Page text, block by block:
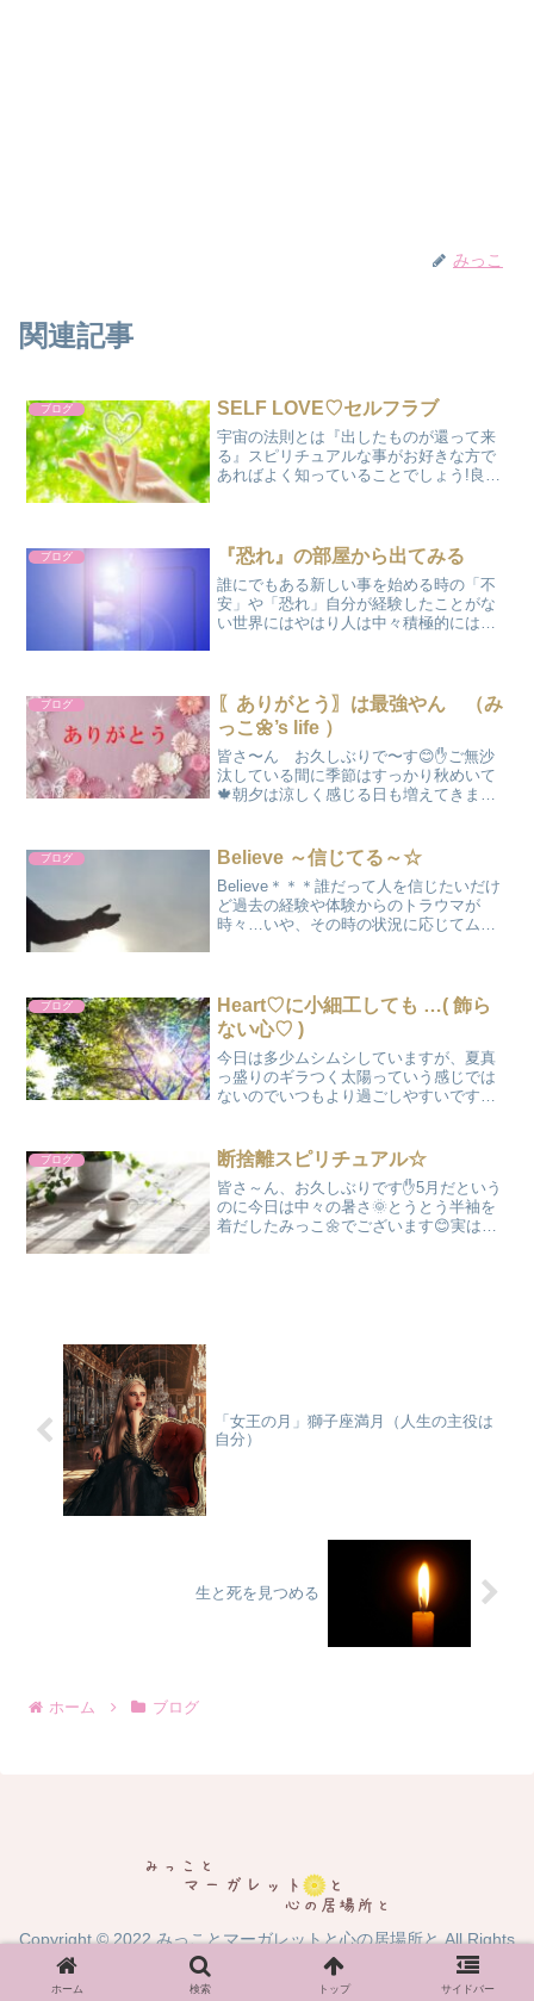
みっこ
関連記事
ブログ SELF LOVE♡セルフラブ
宇宙の法則とは『出したものが還って来
る』スピリチュアルな事がお好きな方で
あればよく知っていることでしょう!良い
いものを放っていくとい...
ブログ 『恐れ』の部屋から出てみる
誰にでもある新しい事を始める時の「不
安」や「恐れ」自分が経験したことがな
い世界にはやはり人は中々積極的には動
かモヤモヤする…そしてそ...
ブログ
〖ありがとう〗は最強やん （み
っこ🌼’s life ）
皆さ〜ん お久しぶりで〜す😊✋ご無沙
汰している間に季節はすっかり秋めいて
🍁朝夕は涼しく感じる日も増えてきまし
な空間を楽しんでいます♪っというか編み
物をしながら聴く大好き...
ブログ Believe ～信じてる～☆
Believe＊＊＊誰だって人を信じたいだけ
ど過去の経験や体験からのトラウマが
時々…いや、その時の状況に応じてムク
よ…そのままで時々...
ブログ
Heart♡に小細工しても …( 飾ら
ない心♡ )
今日は多少ムシムシしていますが、夏真
っ盛りのギラつく太陽っていう感じでは
ないのでいつもより過ごしやすいですお
したのか今日は久しぶりにブログを書い
てみようと思ったのです。...
ブログ 断捨離スピリチュアル☆
皆さ～ん、お久しぶりです✋5月だという
のに今日は中々の暑さ🌞とうとう半袖を
着だしたみっこ🌼でございます😊実は、
「女王の月」獅子座満月（人生の主役は
自分）
生と死を見つめる
ホーム ブログ
Copyright © 2022 みっことマーガレットと心の居場所と All Rights
ホーム 検索 トップ サイドバー